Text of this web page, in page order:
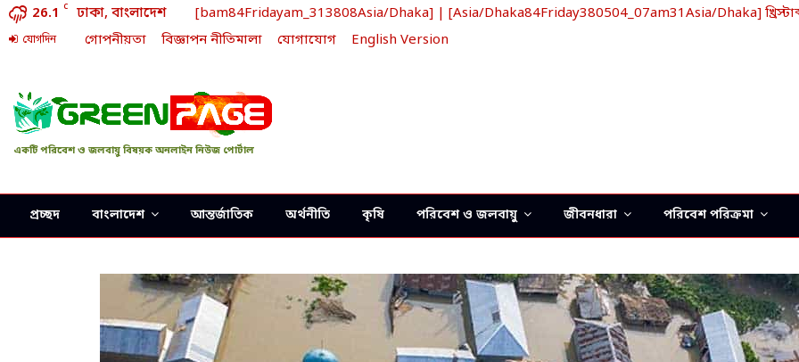
26.1 C ঢাকা, বাংলাদেশ [bam84Fridayam_313808Asia/Dhaka] | [Asia/Dhaka84Friday380504_07am31Asia/Dhaka]
যোগদিন গোপনীয়তা বিজ্ঞাপন নীতিমালা যোগাযোগ English Version
একটি পরিবেশ ও জলবায়ু বিষয়ক অনলাইন নিউজ পোর্টাল
প্রচ্ছদ বাংলাদেশ আন্তর্জাতিক অর্থনীতি কৃষি পরিবেশ ও জলবায়ু জীবনধারা পরিবেশ পরিক্রমা